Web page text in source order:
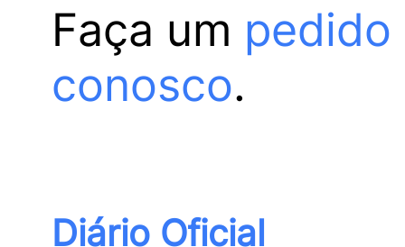
Faça um pedido
conosco.
Diário Oficial